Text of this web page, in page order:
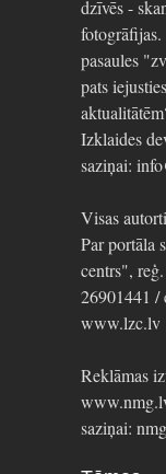
dzīvēs -
pasaules
pats
Izklaides
saziņai:
Visas
Par portāla
centrs",
26901441 /
www.lzc.lv
Reklāmas
saziņai: